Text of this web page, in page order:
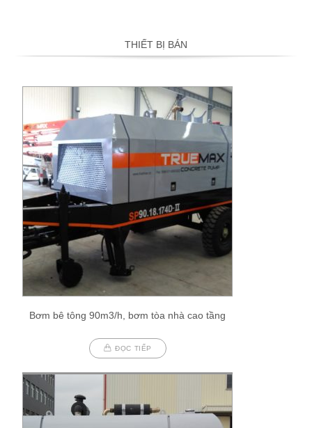
THIẾT BỊ BÁN
Bơm bê tông 90m3/h, bơm tòa nhà cao tầng
ĐỌC TIẾP